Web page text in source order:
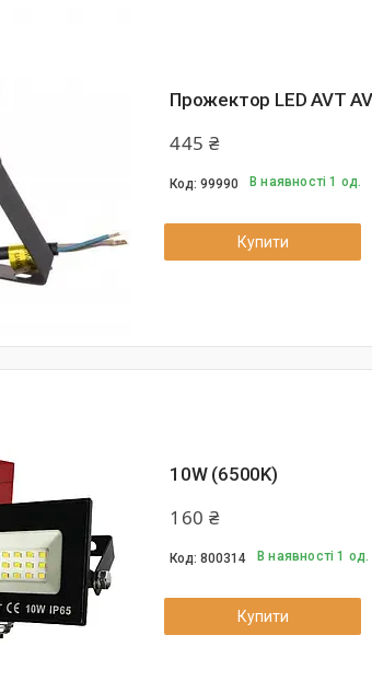
Прожектор LED AVT
445 ₴
99990 В наявності 1 од.
Купити
10W (6500K)
160 ₴
800314 В наявності 1 од.
Купити